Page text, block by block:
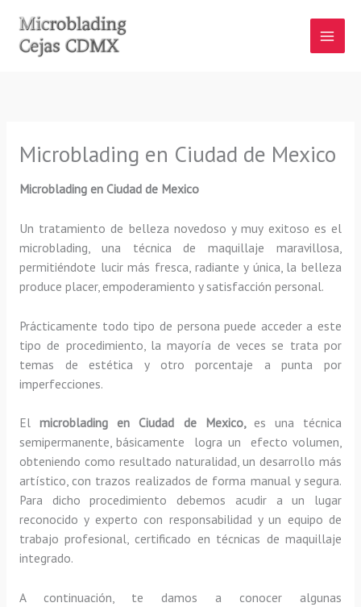
contenido
Microblading en Ciudad de Mexico
Microblading en Ciudad de Mexico
Un tratamiento de belleza novedoso y muy exitoso es el
microblading, una técnica de maquillaje maravillosa,
permitiéndote lucir más fresca, radiante y única, la belleza
produce placer, empoderamiento y satisfacción personal.
Prácticamente todo tipo de persona puede acceder a este
tipo de procedimiento, la mayoría de veces se trata por
temas de estética y otro porcentaje a punta por
imperfecciones.
Elmicroblading en Ciudad de Mexico, es una técnica
semipermanente, básicamente
logra un efecto volumen,
obteniendo como resultado naturalidad, un desarrollo más
artístico, con trazos realizados de forma manual y segura.
Para dicho procedimiento debemos acudir a un lugar
reconocido y experto con responsabilidad y un equipo de
trabajo profesional, certificado en técnicas de maquillaje
integrado.
A continuación, te damos a conocer algunas